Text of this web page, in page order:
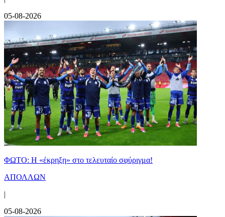
05-08-2026
ΦΩΤΟ: Η «έκρηξη» στο τελευταίο σφύριγμα!
ΑΠΟΛΛΩΝ
|
05-08-2026